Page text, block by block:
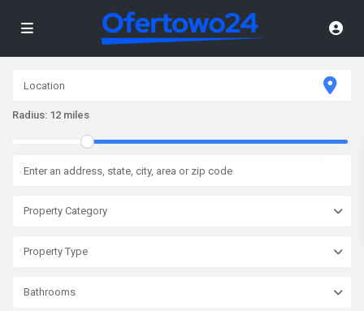
Radius: 12 miles
Property Category
Property Type
Bathrooms